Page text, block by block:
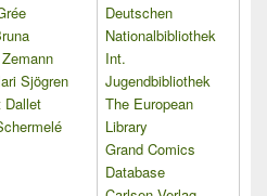
Sjögren
Dallet
Deutschen
Nationalbibliothek
Int.
Jugendbibliothek
The European
Library
Grand Comics
Database